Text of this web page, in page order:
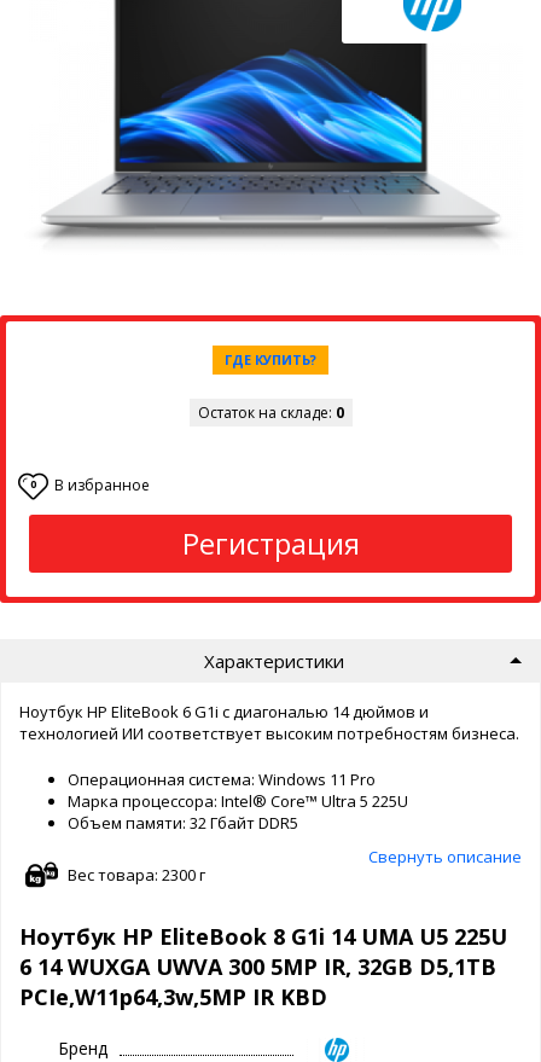
ГДЕ КУПИТЬ?
Остаток на складе: 0
0 В избранное
Регистрация
Характеристики
Ноутбук HP EliteBook 6 G1i с диагональю 14 дюймов и
технологией ИИ соответствует высоким потребностям бизнеса.
Операционная система: Windows 11 Pro
Марка процессора: Intel® Core™ Ultra 5 225U
Объем памяти: 32 Гбайт DDR5
Свернуть описание
Вес товара: 2300 г
Ноутбук HP EliteBook 8 G1i 14 UMA U5 225U
6 14 WUXGA UWVA 300 5MP IR, 32GB D5,1TB
PCIe,W11p64,3w,5MP IR KBD
Бренд